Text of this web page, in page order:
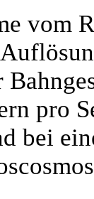
vom
pro
bei